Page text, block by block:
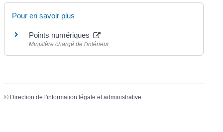
Pour en savoir plus
Points numériques
Ministère chargé de l'intérieur
© Direction de l'information légale et administrative